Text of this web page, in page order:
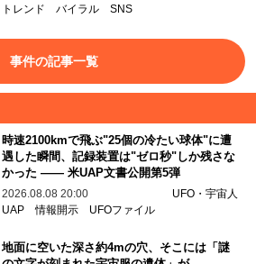
トレンド バイラル SNS
事件の記事一覧
時速2100kmで飛ぶ"25個の冷たい球体"に遭
遇した瞬間、記録装置は"ゼロ秒"しか残さな
かった —— 米UAP文書公開第5弾
2026.08.08 20:00
UFO・宇宙人
UAP情報開示 UFOファイル
地面に空いた深さ約4mの穴、そこには「謎